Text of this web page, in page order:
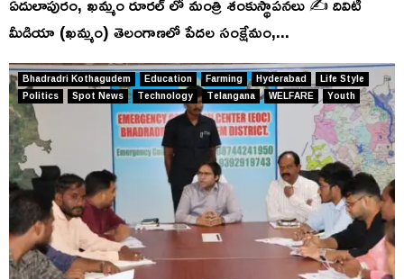
మీడియా (ఖమ్మం) తెలంగాణలో పేదల సంక్షేమం,...
Bhadradri Kothagudem Education Farming Hyderabad
Life Style
Politics
Spot News Technology Telangana WELFARE Youth